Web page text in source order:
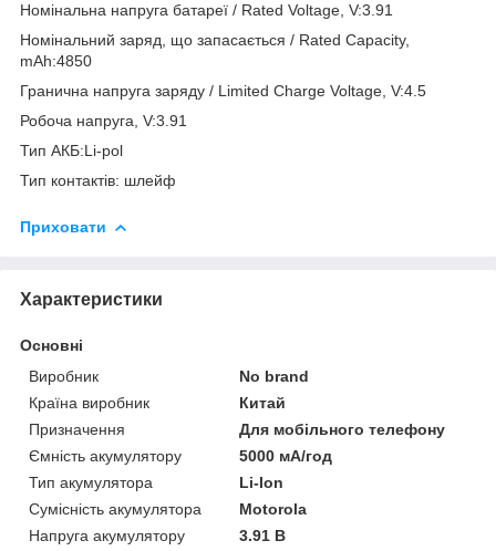
Номінальна напруга батареї / Rated Voltage, V:3.91
Номінальний заряд, що запасається / Rated Capacity,
mAh:4850
Гранична напруга заряду / Limited Charge Voltage, V:4.5
Робоча напруга, V:3.91
Тип АКБ:Li-pol
Тип контактів: шлейф
Приховати
Характеристики
Основні
Виробник
No brand
Країна виробник
Китай
Призначення
Для мобільного телефону
Ємність акумулятору
5000 мА/год
Тип акумулятора
Li-Ion
Сумісність акумулятора
Motorola
Напруга акумулятору
3.91 В